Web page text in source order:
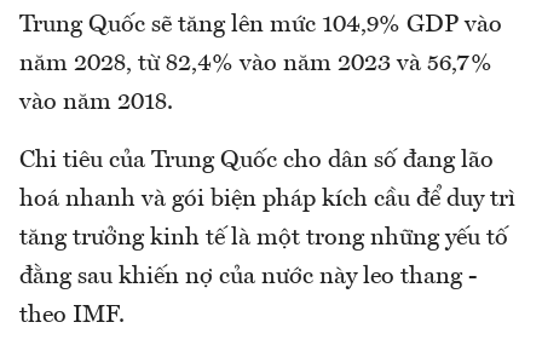
Trung Quốc sẽ tăng lên mức 104,9% GDP vào
năm 2028, từ 82,4% vào năm 2023 và 56,7%
vào năm 2018.
Chi tiêu của Trung Quốc cho dân số đang lão
hoá nhanh và gói biện pháp kích cầu để duy trì
tăng trưởng kinh tế là một trong những yếu tố
đằng sau khiến nợ của nước này leo thang -
theo IMF.